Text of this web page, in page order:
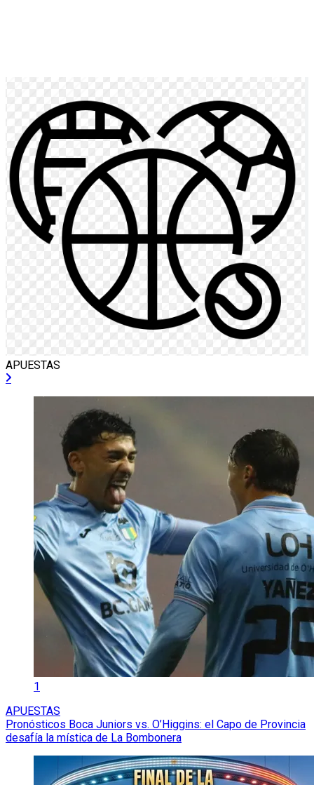
APUESTAS
1
APUESTAS
Pronósticos Boca Juniors vs. O’Higgins: el Capo de Provincia
desafía la mística de La Bombonera